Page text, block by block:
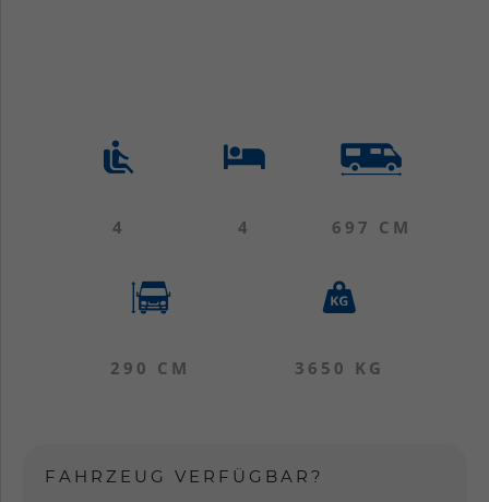
4 4 697 CM
290 CM 3650 KG
FAHRZEUG VERFÜGBAR?